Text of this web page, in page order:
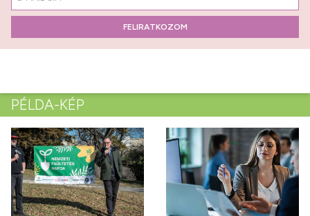
FELIRATKOZOM
PÉLDA-KÉP